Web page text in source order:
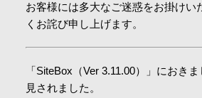
会社情報
お客様には多大なご迷惑をお掛けい
くお詫び申し上げます。
「SiteBox（Ver 3.11.00）」におき
見されました。